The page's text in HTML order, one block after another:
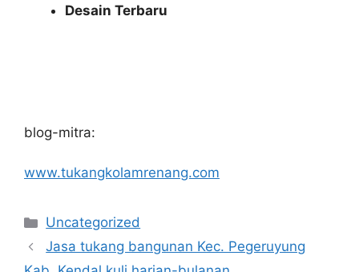
Desain Terbaru
blog-mitra:
www.tukangkolamrenang.com
Categories
Uncategorized
Jasa tukang bangunan Kec. Pegeruyung